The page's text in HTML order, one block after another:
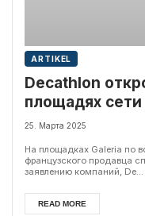
ARTIKEL
Decathlon
площадях сети
25. Марта 2025
На площадках Galeria по
французского продавца
заявлению компаний, De...
READ MORE